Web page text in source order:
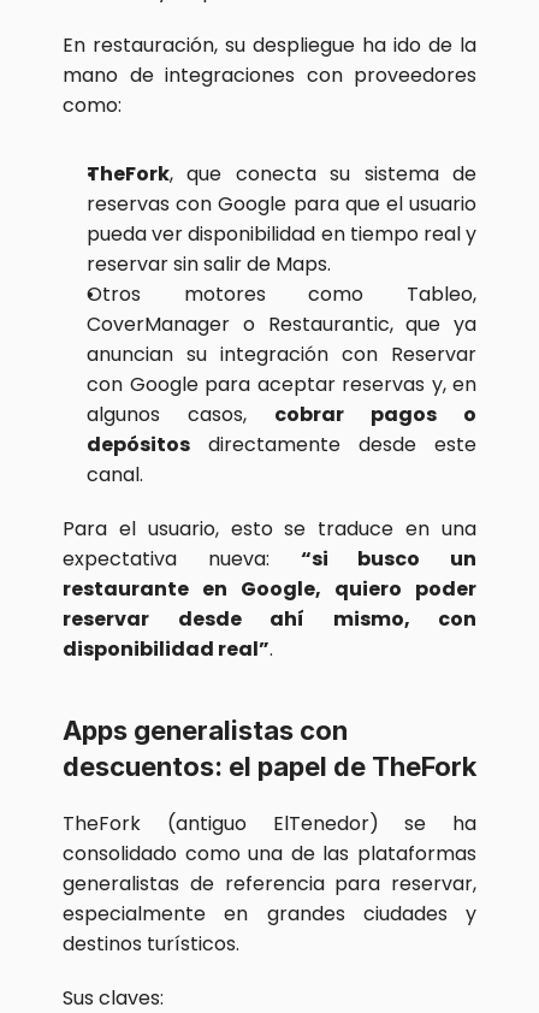
En restauración, su despliegue ha ido de la
mano de integraciones con proveedores
como:
TheFork, que conecta su sistema de
reservas con Google para que el usuario
pueda ver disponibilidad en tiempo real y
reservar sin salir de Maps.
Otros motores como Tableo,
CoverManager o Restaurantic, que ya
anuncian su integración con Reservar
con Google para aceptar reservas y, en
algunos casos, cobrar pagos o
depósitos directamente desde este
canal.
Para el usuario, esto se traduce en una
expectativa nueva: “si busco un
restaurante en Google, quiero poder
reservar desde ahí mismo, con
disponibilidad real”.
Apps generalistas con
descuentos: el papel de TheFork
TheFork (antiguo ElTenedor) se ha
consolidado como una de las plataformas
generalistas de referencia para reservar,
especialmente en grandes ciudades y
destinos turísticos.
Sus claves: